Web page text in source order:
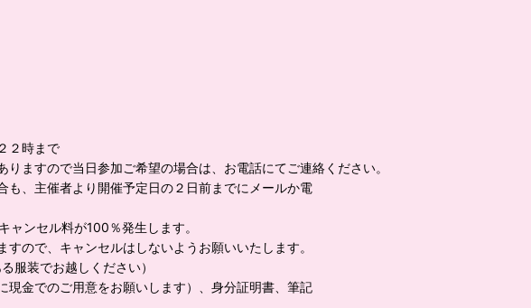
２時まで
りますので当日参加ご希望の場合は、お電話にてご連絡ください。
も、主催者より開催予定日の２日前までにメールか電
ャンセル料が100％発生します。
ので、キャンセルはしないようお願いいたします。
服装でお越しください）
現金でのご用意をお願いします）、身分証明書、筆記